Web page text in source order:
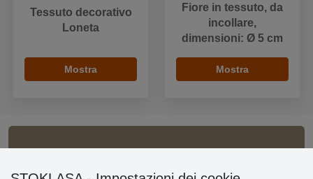
Tessuto decorativo
Loneta
Mostra
Fiore in tessuto, da
incollare,
dimensioni: Ø 5 cm
Mostra